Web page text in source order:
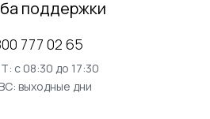
поддержки
777 02 65
с 08:30 до 17:30
выходные дни